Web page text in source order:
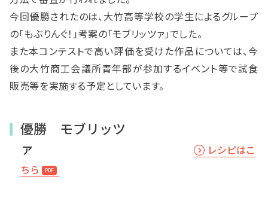
今回優勝されたのは、大竹高等学校の学生によるグループ
の「もぶりんぐ！」考案の「モブリッツァ」でした。
また本コンテストで高い評価を受けた作品については、今
後の大竹商工会議所青年部が参加するイベント等で試食
販売等を実施する予定としています。
優勝 モブリッツ
ァ
レシピはこ
ちら